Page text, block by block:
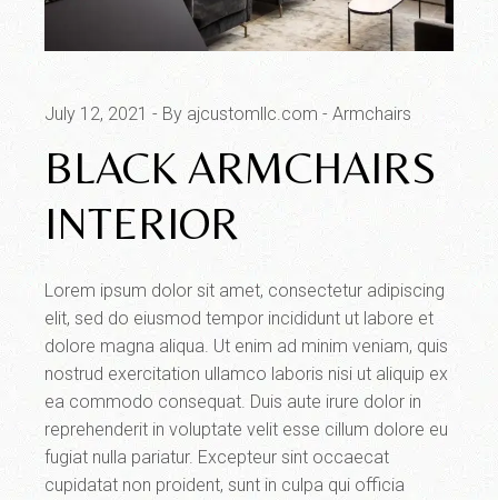
July 12, 2021 By ajcustomllc.com Armchairs
BLACK ARMCHAIRS
INTERIOR
Lorem ipsum dolor sit amet, consectetur adipiscing
elit, sed do eiusmod tempor incididunt ut labore et
dolore magna aliqua. Ut enim ad minim veniam, quis
nostrud exercitation ullamco laboris nisi ut aliquip ex
ea commodo consequat. Duis aute irure dolor in
reprehenderit in voluptate velit esse cillum dolore eu
fugiat nulla pariatur. Excepteur sint occaecat
cupidatat non proident, sunt in culpa qui officia